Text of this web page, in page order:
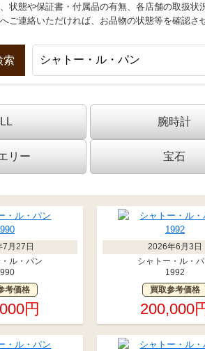
状態や保証書・付属品の有無、各店舗の取扱状
ご連絡いただければ、お品物の状態等を確認
索
腕時計
リー 宝石
月27日
ル・パン
考価格
円
2026年6月3日
シャトー・ル・
1992
買取参考価格
200,000